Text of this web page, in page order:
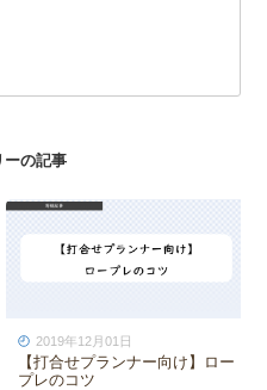
ーの記事
2019年12月01日
【打合せプランナー向け】ロー
プレのコツ